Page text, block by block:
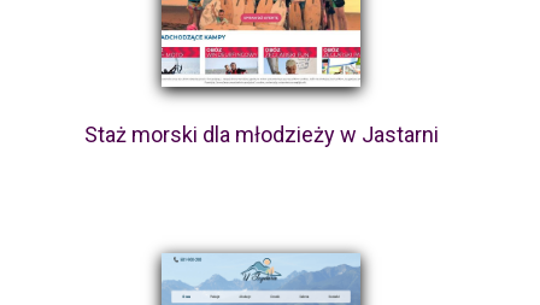
Staż morski dla młodzieży w Jastarni